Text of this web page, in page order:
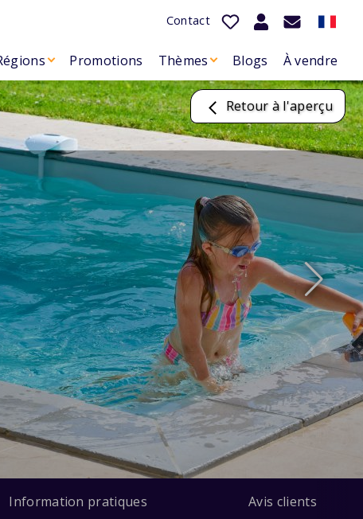
Contact
Promotions Thèmes Blogs À vendre
Retour à l'aperçu
Information pratiques Avis clients